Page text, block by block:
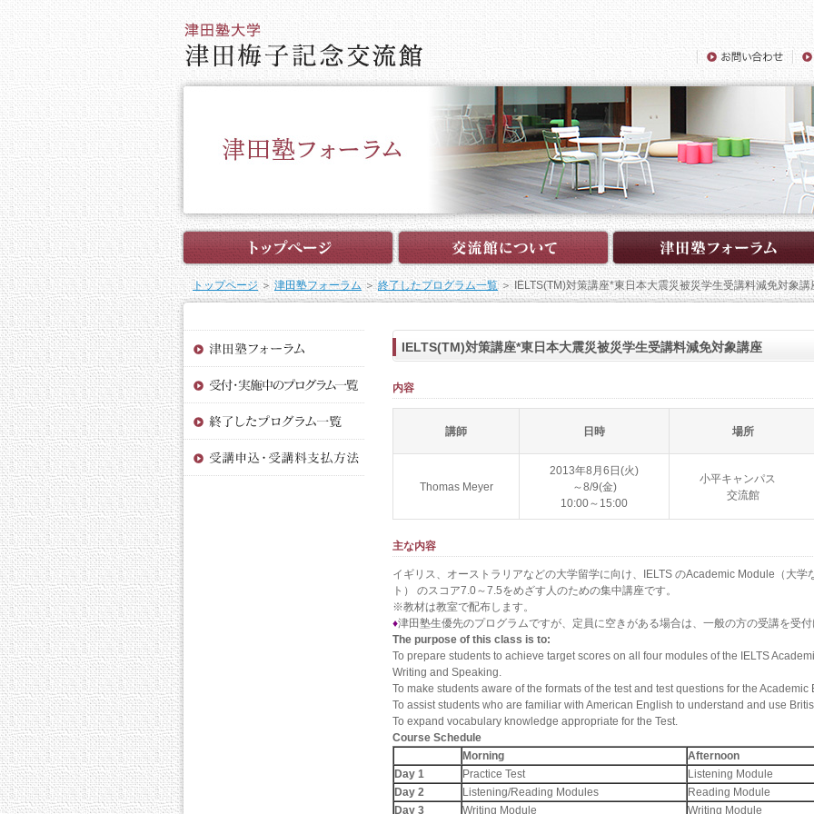
トップページ＞津田塾フォーラム＞終了したプログラム一覧＞ IELTS(TM)対策講座*東日本大震災被災学生受講料減免対象講
IELTS(TM)対策講座*東日本大震災被災学生受講料減免対象講座
内容
講師 日時 場所
Thomas Meyer
2013年8月6日(火)
～8/9(金)
10:00～15:00
小平キャンパス
交流館
主な内容
イギリス、オーストラリアなどの大学留学に向け、IELTS のAcademic Module（大
ト） のスコア7.0～7.5をめざす人のための集中講座です。
※教材は教室で配布します。
♦津田塾生優先のプログラムですが、定員に空きがある場合は、一般の方の受講を受
The purpose of this class is to:
To prepare students to achieve target scores on all four modules of the IELTS
Writing and Speaking.
To make students aware of the formats of the test and test questions for the Academic
To assist students who are familiar with American English to understand and use
To expand vocabulary knowledge appropriate for the Test.
Course Schedule
Morning
Afternoon
Day 1
Practice Test
Listening Module
Day 2
Listening/Reading Modules
Reading Module
Day 3
Writing Module Writing Module